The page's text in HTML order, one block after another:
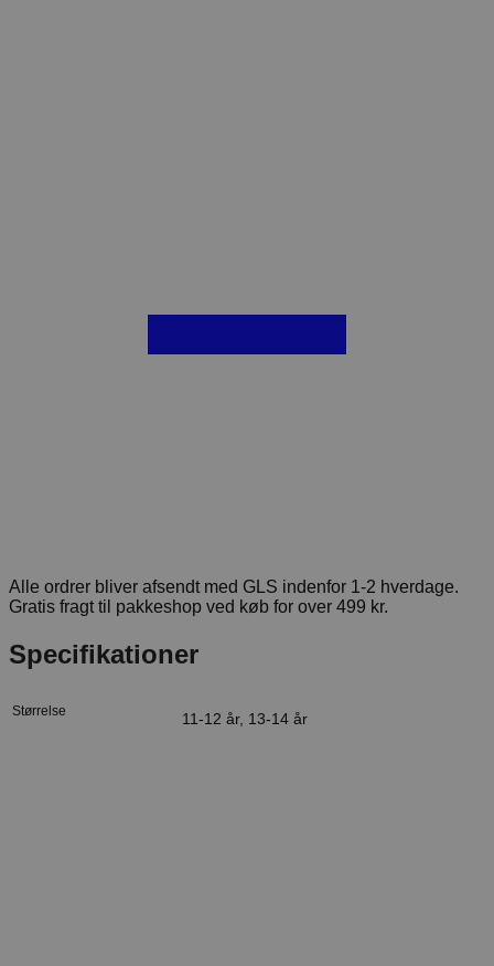
Alle ordrer bliver afsendt med GLS indenfor 1-2 hverdage.
Gratis fragt til pakkeshop ved køb for over 499 kr.
Specifikationer
Størrelse 11-12 år, 13-14 år